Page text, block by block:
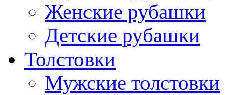
Женские рубашки
Детские рубашки
Толстовки
Мужские толстовки